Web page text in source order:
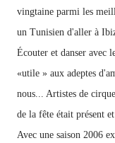
vingtaine parmi les
un Tunisien d'aller à
Écouter et danser avec
«utile » aux adeptes
nous... Artistes de
de la fête était présent
Avec une saison 2006